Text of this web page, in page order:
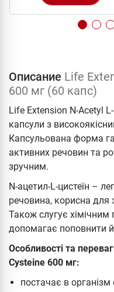
Описание Life
600 мг (60 капс)
Life Extension N-Acetyl
капсули з
Капсульована форма
активних речовин та
зручним.
N-ацетил-L-цистеїн –
речовина, корисна для
Також слугує хімічним
допомагає поповнити
Особливості та
Cysteine 600 мг:
постачає в